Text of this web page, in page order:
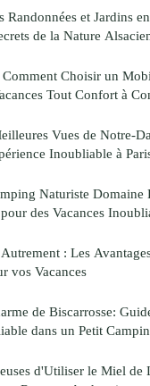
Randonnées et Jardins
de la Nature
Choisir un
Tout Confort à
Vues de Notre-
Inoubliable à
Naturiste Domaine
des Vacances
: Les
vos Vacances
de Biscarrosse:
dans un Petit
d'Utiliser le Miel de